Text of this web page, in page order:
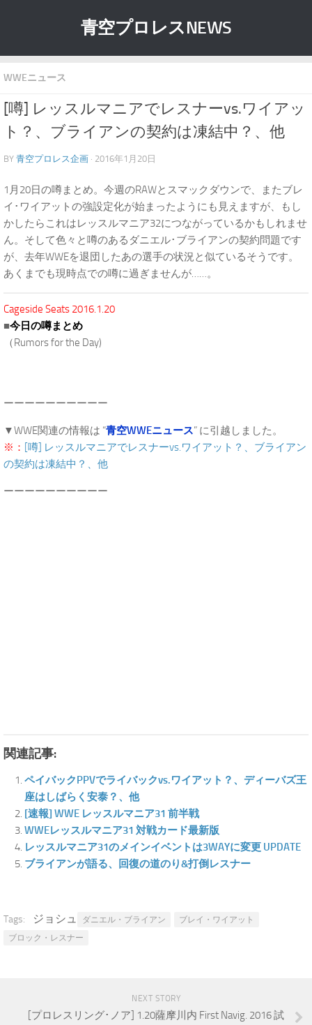
青空プロレスNEWS
WWEニュース
[噂] レッスルマニアでレスナーvs.ワイアッ
ト？、ブライアンの契約は凍結中？、他
BY 青空プロレス企画 · 2016年1月20日
1月20日の噂まとめ。今週のRAWとスマックダウンで、またブレ
イ･ワイアットの強設定化が始まったようにも見えますが、もし
かしたらこれはレッスルマニア32につながっているかもしれませ
ん。そして色々と噂のあるダニエル･ブライアンの契約問題です
が、去年WWEを退団したあの選手の状況と似ているそうです。
あくまでも現時点での噂に過ぎませんが……。
Cageside Seats 2016.1.20
■今日の噂まとめ
（Rumors for the Day)
ーーーーーーーーーー
▼WWE関連の情報は “青空WWEニュース” に引越しました。
※： [噂] レッスルマニアでレスナーvs.ワイアット？、ブライアン
の契約は凍結中？、他
ーーーーーーーーーー
関連記事:
ペイバックPPVでライバックvs.ワイアット？、ディーバズ王
座はしばらく安泰？、他
[速報] WWE レッスルマニア31 前半戦
WWEレッスルマニア31 対戦カード最新版
レッスルマニア31のメインイベントは3WAYに変更 UPDATE
ブライアンが語る、回復の道のり&打倒レスナー
Tags: ジョシュ ダニエル・ブライアン
ブレイ・ワイアット
ブロック・レスナー
NEXT STORY
[プロレスリング･ノア] 1.20薩摩川内 First Navig. 2016 試